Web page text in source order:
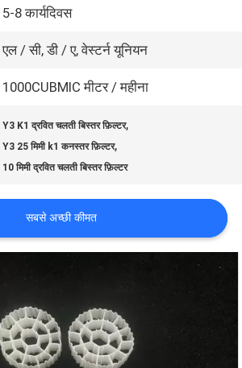
5-8 कार्यदिवस
एल / सी, डी / ए, वेस्टर्न यूनियन
1000CUBMIC मीटर / महीना
Y3 K1 द्रवित चलती बिस्तर फ़िल्टर,
Y3 25 मिमी k1 कनस्तर फ़िल्टर,
10 मिमी द्रवित चलती बिस्तर फ़िल्टर
सबसे अच्छी कीमत